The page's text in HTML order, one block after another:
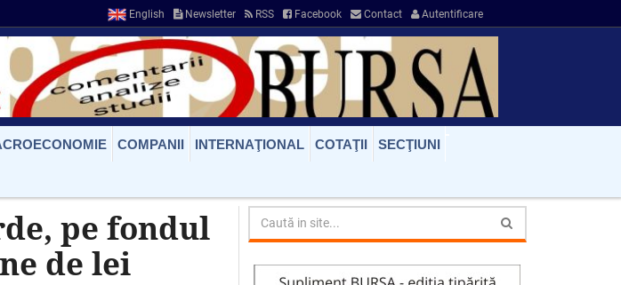
English Newsletter RSS Facebook Contact Autentificare
COMPANII INTERNAŢIONAL COTAŢII SECŢIUNI
pe fondul
de lei